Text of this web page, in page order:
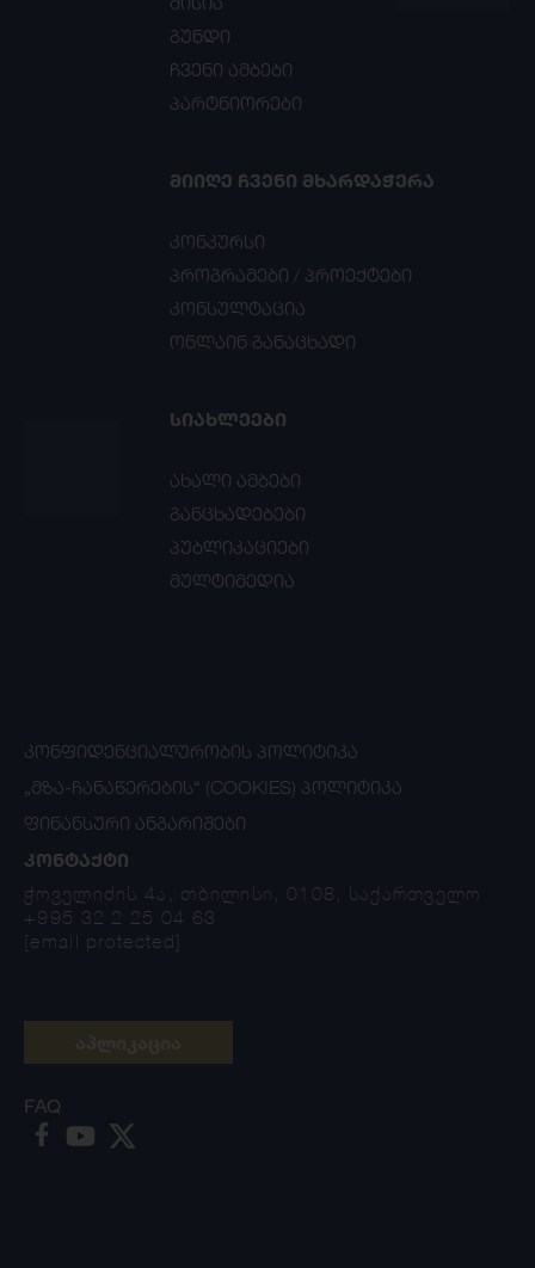
გუნდი
ჩვენი ამბები
პარტნიორები
ᲛᲘᲘᲦᲔ ᲩᲕᲔᲜᲘ ᲛᲮᲐᲠᲓᲐᲭᲔᲠᲐ
კონკურსი
პროგრამები / პროექტები
კონსულტაცია
ონლაინ განაცხადი
ᲡᲘᲐᲮᲚᲔᲔᲑᲘ
ახალი ამბები
განცხადებები
პუბლიკაციები
მულტიმედია
ᲙᲝᲜᲤᲘᲓᲔᲜᲪᲘᲐᲚᲣᲠᲝᲑᲘᲡ ᲞᲝᲚᲘᲢᲘᲙᲐ
„ᲛᲖᲐ-ᲩᲐᲜᲐᲬᲔᲠᲔᲑᲘᲡ“ (COOKIES) ᲞᲝᲚᲘᲢᲘᲙᲐ
ᲤᲘᲜᲐᲜᲡᲣᲠᲘ ᲐᲜᲒᲐᲠᲘᲨᲔᲑᲘ
ᲙᲝᲜᲢᲐᲥᲢᲘ
ჭოველიძის 4ა, თბილისი, 0108, საქართველო
+995 32 2 25 04 63
[email protected]
FAQ